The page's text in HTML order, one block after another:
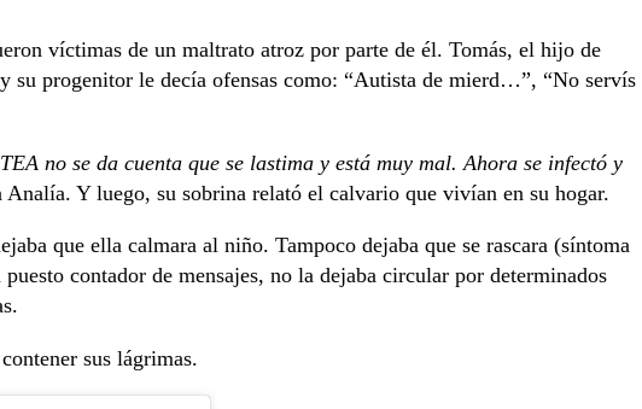
víctimas de un maltrato atroz por parte de él. Tomás, el hijo de
su progenitor le decía ofensas como: “Autista de mierd…”, “No servís
no se da cuenta que se lastima y está muy mal. Ahora se infectó y
Analía. Y luego, su sobrina relató el calvario que vivían en su hogar.
que ella calmara al niño. Tampoco dejaba que se rascara (síntoma
contador de mensajes, no la dejaba circular por determinados
sus lágrimas.